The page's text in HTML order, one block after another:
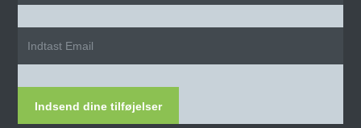
Indsend dine tilføjelser